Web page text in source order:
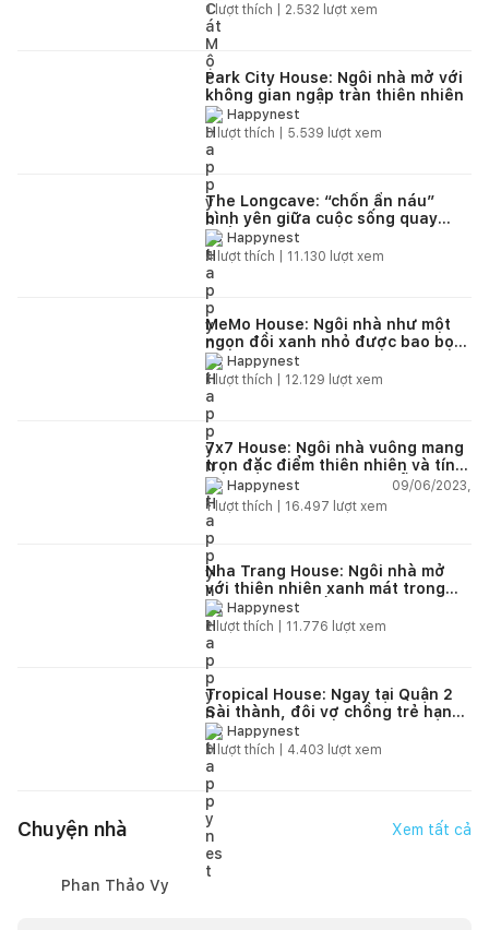
1lượt thích | 2.532 lượt xem
Park City House: Ngôi nhà mở với
không gian ngập tràn thiên nhiên
Happynest
0 lượt thích | 5.539 lượt xem
The Longcave: “chốn ẩn náu”
bình yên giữa cuộc sống quay
cuồngHappynest
4 lượt thích | 11.130 lượt xem
MeMo House: Ngôi nhà như một
ngọn đồi xanh nhỏ được bao bọc
bởi vườn cây từ dưới lên trên
Happynest
1lượt thích | 12.129 lượt xem
7x7 House: Ngôi nhà vuông mang
trọn đặc điểm thiên nhiên và tính
cách của con người Đà Nẵng
Happynest
09/06/2023,
1lượt thích | 16.497 lượt xem
Nha Trang House: Ngôi nhà mở
với thiên nhiên xanh mát trong
từng khoảng sống
Happynest
2lượt thích | 11.776 lượt xem
Tropical House: Ngay tại Quận 2
Sài thành, đôi vợ chồng trẻ hạnh
phúc trong căn hộ chung cư với
“nắng vàng, biển xanh” miền
nhiệt đới
Happynest
0 lượt thích | 4.403 lượt xem
Chuyện nhà Xem tất cả
Phan Thảo Vy